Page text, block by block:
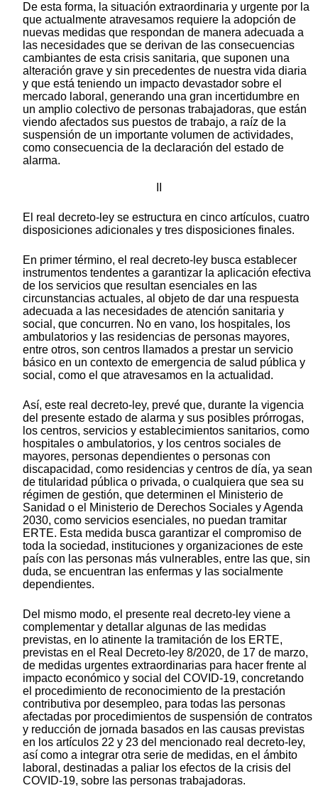
De esta forma, la situación extraordinaria y urgente por la
que actualmente atravesamos requiere la adopción de
nuevas medidas que respondan de manera adecuada a
las necesidades que se derivan de las consecuencias
cambiantes de esta crisis sanitaria, que suponen una
alteración grave y sin precedentes de nuestra vida diaria
y que está teniendo un impacto devastador sobre el
mercado laboral, generando una gran incertidumbre en
un amplio colectivo de personas trabajadoras, que están
viendo afectados sus puestos de trabajo, a raíz de la
suspensión de un importante volumen de actividades,
como consecuencia de la declaración del estado de
alarma.
El real decreto-ley se estructura en cinco artículos, cuatro
disposiciones adicionales y tres disposiciones finales.
En primer término, el real decreto-ley busca establecer
instrumentos tendentes a garantizar la aplicación efectiva
de los servicios que resultan esenciales en las
circunstancias actuales, al objeto de dar una respuesta
adecuada a las necesidades de atención sanitaria y
social, que concurren. No en vano, los hospitales, los
ambulatorios y las residencias de personas mayores,
entre otros, son centros llamados a prestar un servicio
básico en un contexto de emergencia de salud pública y
social, como el que atravesamos en la actualidad.
Así, este real decreto-ley, prevé que, durante la vigencia
del presente estado de alarma y sus posibles prórrogas,
los centros, servicios y establecimientos sanitarios, como
hospitales o ambulatorios, y los centros sociales de
mayores, personas dependientes o personas con
discapacidad, como residencias y centros de día, ya sean
de titularidad pública o privada, o cualquiera que sea su
régimen de gestión, que determinen el Ministerio de
Sanidad o el Ministerio de Derechos Sociales y Agenda
2030, como servicios esenciales, no puedan tramitar
ERTE. Esta medida busca garantizar el compromiso de
toda la sociedad, instituciones y organizaciones de este
país con las personas más vulnerables, entre las que, sin
duda, se encuentran las enfermas y las socialmente
dependientes.
Del mismo modo, el presente real decreto-ley viene a
complementar y detallar algunas de las medidas
previstas, en lo atinente la tramitación de los ERTE,
previstas en el Real Decreto-ley 8/2020, de 17 de marzo,
de medidas urgentes extraordinarias para hacer frente al
impacto económico y social del COVID-19, concretando
el procedimiento de reconocimiento de la prestación
contributiva por desempleo, para todas las personas
afectadas por procedimientos de suspensión de contratos
y reducción de jornada basados en las causas previstas
en los artículos 22 y 23 del mencionado real decreto-ley,
así como a integrar otra serie de medidas, en el ámbito
laboral, destinadas a paliar los efectos de la crisis del
COVID-19, sobre las personas trabajadoras.